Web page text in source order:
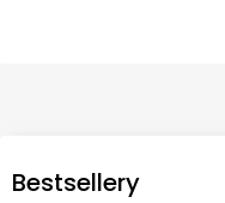
Bestsellery